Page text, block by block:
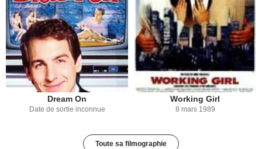
Dream On
Date de sortie inconnue
Working Girl
8 mars 1989
Toute sa filmographie